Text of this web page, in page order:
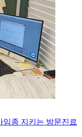
임종 지키는 방문진료